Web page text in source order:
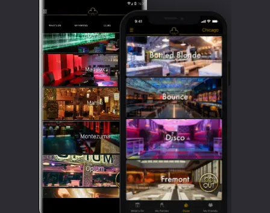
Waib quien hizo un excelente trabajo con las
entradas a Charlie Mayfair, por las bebidas y
la música